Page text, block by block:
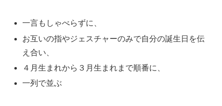
一言もしゃべらずに、
お互いの指やジェスチャーのみで自分の誕生日を伝
え合い、
４月生まれから３月生まれまで順番に、
一列で並ぶ